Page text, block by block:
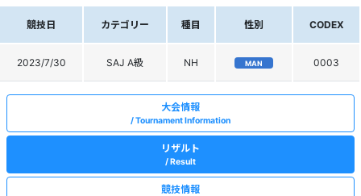
競技日 カテゴリー 種目 性別 CODEX
2023/7/30 SAJ A級 NH MAN 0003
大会情報
Tournament Information
リザルト
Result
競技情報